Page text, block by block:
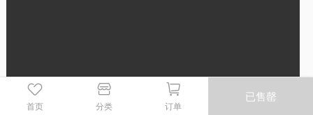
首页 分类 订单
已售罄